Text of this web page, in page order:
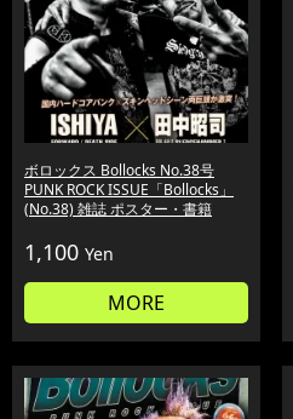
ボロックス Bollocks No.38号
PUNK ROCK ISSUE「Bollocks」
(No.38) 雑誌 ポスター・書籍
1,100 Yen
MORE